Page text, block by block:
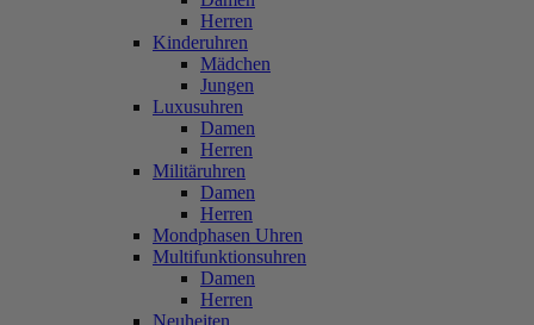
Herren
Kinderuhren
Mädchen
Jungen
Luxusuhren
Damen
Herren
Militäruhren
Damen
Herren
Mondphasen Uhren
Multifunktionsuhren
Damen
Herren
Neuheiten